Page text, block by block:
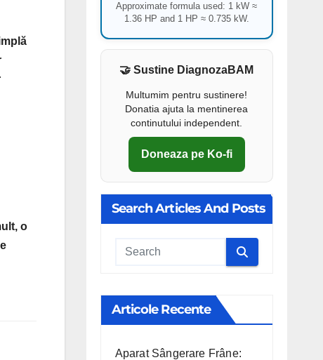
o
Approximate formula used: 1 kW ≈
1.36 HP and 1 HP ≈ 0.735 kW.
🤝 Sustine DiagnozaBAM
Multumim pentru sustinere!
Donatia ajuta la mentinerea
continutului independent.
Doneaza pe Ko-fi
Search Articles And Posts
Cauta
Articole Recente
Aparat Sângerare Frâne: